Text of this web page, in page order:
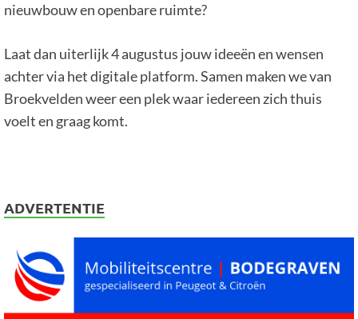
nieuwbouw en openbare ruimte?
Laat dan uiterlijk 4 augustus jouw ideeën en wensen
achter via het digitale platform. Samen maken we van
Broekvelden weer een plek waar iedereen zich thuis
voelt en graag komt.
ADVERTENTIE